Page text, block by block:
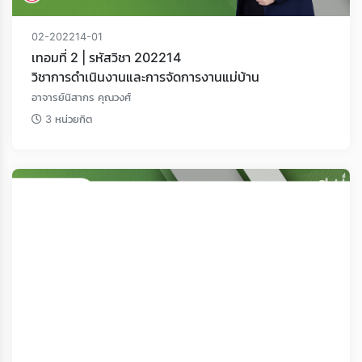
02-202214-01
เทอมที่ 2 | รหัสวิชา 202214
วิชาการดําเนินงานและการจัดการงานแม่บ้าน
อาจารย์นิสากร คุณวงศ์
3 หน่วยกิต